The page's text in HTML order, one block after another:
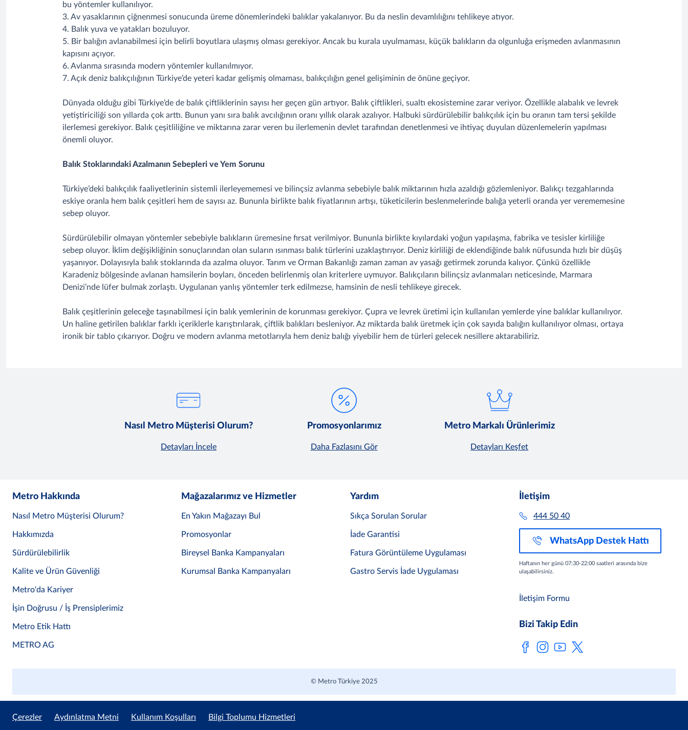
bu yöntemler kullanılıyor.
3. Av yasaklarının çiğnenmesi sonucunda üreme dönemlerindeki balıklar yakalanıyor. Bu da neslin devamlılığını tehlikeye atıyor.
4. Balık yuva ve yatakları bozuluyor.
5. Bir balığın avlanabilmesi için belirli boyutlara ulaşmış olması gerekiyor. Ancak bu kurala uyulmaması, küçük balıkların da olgunluğa erişmeden avlanmasının
kapısını açıyor.
6. Avlanma sırasında modern yöntemler kullanılmıyor.
7. Açık deniz balıkçılığının Türkiye’de yeteri kadar gelişmiş olmaması, balıkçılığın genel gelişiminin de önüne geçiyor.
Dünyada olduğu gibi Türkiye’de de balık çiftliklerinin sayısı her geçen gün artıyor. Balık çiftlikleri, sualtı ekosistemine zarar veriyor. Özellikle alabalık ve levrek
yetiştiriciliği son yıllarda çok arttı. Bunun yanı sıra balık avcılığının oranı yıllık olarak azalıyor. Halbuki sürdürülebilir balıkçılık için bu oranın tam tersi şekilde
ilerlemesi gerekiyor. Balık çeşitliliğine ve miktarına zarar veren bu ilerlemenin devlet tarafından denetlenmesi ve ihtiyaç duyulan düzenlemelerin yapılması
önemli oluyor.
Balık Stoklarındaki Azalmanın Sebepleri ve Yem Sorunu
Türkiye’deki balıkçılık faaliyetlerinin sistemli ilerleyememesi ve bilinçsiz avlanma sebebiyle balık miktarının hızla azaldığı gözlemleniyor. Balıkçı tezgahlarında
eskiye oranla hem balık çeşitleri hem de sayısı az. Bununla birlikte balık fiyatlarının artışı, tüketicilerin beslenmelerinde balığa yeterli oranda yer verememesine
sebep oluyor.
Sürdürülebilir olmayan yöntemler sebebiyle balıkların üremesine fırsat verilmiyor. Bununla birlikte kıyılardaki yoğun yapılaşma, fabrika ve tesisler kirliliğe
sebep oluyor. İklim değişikliğinin sonuçlarından olan suların ısınması balık türlerini uzaklaştırıyor. Deniz kirliliği de eklendiğinde balık nüfusunda hızlı bir düşüş
yaşanıyor. Dolayısıyla balık stoklarında da azalma oluyor. Tarım ve Orman Bakanlığı zaman zaman av yasağı getirmek zorunda kalıyor. Çünkü özellikle
Karadeniz bölgesinde avlanan hamsilerin boyları, önceden belirlenmiş olan kriterlere uymuyor. Balıkçıların bilinçsiz avlanmaları neticesinde, Marmara
Denizi’nde lüfer bulmak zorlaştı. Uygulanan yanlış yöntemler terk edilmezse, hamsinin de nesli tehlikeye girecek.
Balık çeşitlerinin geleceğe taşınabilmesi için balık yemlerinin de korunması gerekiyor. Çupra ve levrek üretimi için kullanılan yemlerde yine balıklar kullanılıyor.
Un haline getirilen balıklar farklı içeriklerle karıştırılarak, çiftlik balıkları besleniyor. Az miktarda balık üretmek için çok sayıda balığın kullanılıyor olması, ortaya
ironik bir tablo çıkarıyor. Doğru ve modern avlanma metotlarıyla hem deniz balığı yiyebilir hem de türleri gelecek nesillere aktarabiliriz.
Nasıl Metro Müşterisi Olurum?
Detayları İncele
Promosyonlarımız
Daha Fazlasını Gör
Metro Markalı Ürünlerimiz
Detayları Keşfet
Metro Hakkında
Nasıl Metro Müşterisi Olurum?
Hakkımızda
Sürdürülebilirlik
Kalite ve Ürün Güvenliği
Metro'da Kariyer
İşin Doğrusu / İş Prensiplerimiz
Metro Etik Hattı
METRO AG
Mağazalarımız ve Hizmetler
En Yakın Mağazayı Bul
Promosyonlar
Bireysel Banka Kampanyaları
Kurumsal Banka Kampanyaları
Yardım
Sıkça Sorulan Sorular
İade Garantisi
Fatura Görüntüleme Uygulaması
Gastro Servis İade Uygulaması
İletişim
444 50 40
WhatsApp Destek Hattı
Haftanın her günü 07:30-22:00 saatleri arasında bize
ulaşabilirsiniz.
İletişim Formu
Bizi Takip Edin
© Metro Türkiye 2025
Çerezler Aydınlatma Metni Kullanım Koşulları Bilgi Toplumu Hizmetleri